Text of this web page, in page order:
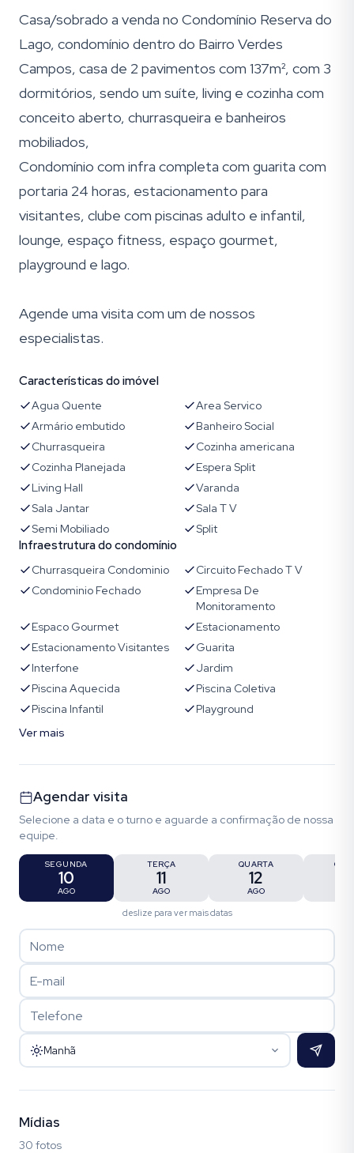
Casa/sobrado a venda no Condomínio Reserva do
Lago, condomínio dentro do Bairro Verdes
Campos, casa de 2 pavimentos com 137m², com 3
dormitórios, sendo um suíte, living e cozinha com
conceito aberto, churrasqueira e banheiros
mobiliados,
Condomínio com infra completa com guarita com
portaria 24 horas, estacionamento para
visitantes, clube com piscinas adulto e infantil,
lounge, espaço fitness, espaço gourmet,
playground e lago.
Agende uma visita com um de nossos
especialistas.
Características do imóvel
Agua Quente
Area Servico
Armário embutido
Banheiro Social
Churrasqueira
Cozinha americana
Cozinha Planejada
Espera Split
Living Hall
Varanda
Sala Jantar
Sala T V
Semi Mobiliado
Split
Infraestrutura do condomínio
Churrasqueira Condominio
Circuito Fechado T V
Condominio Fechado
Empresa De
Monitoramento
Espaco Gourmet
Estacionamento
Estacionamento Visitantes
Guarita
Interfone
Jardim
Piscina Aquecida
Piscina Coletiva
Piscina Infantil
Playground
Ver mais
Agendar visita
Selecione a data e o turno e aguarde a confirmação de nossa
equipe.
SEGUNDA
10
AGO
TERÇA
11
AGO
QUARTA
12
AGO
deslize para ver mais datas
Manhã
Mídias
30 fotos